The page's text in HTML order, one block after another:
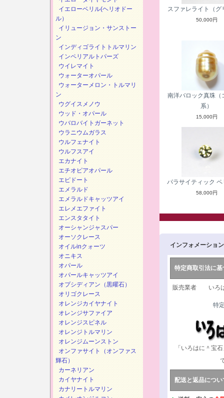
スファレライト（グ
50,000円
南洋バロック真珠（
系）
15,000円
パラサイティック ペ
58,000円
インフォメーション
特定商取引法に基
販売業者 いろ
特
「いろはに＾宝
配送と返品につい
イエローベリル(ヘリオドー
ル）
イリュージョン・サンストー
ン
インディゴライトトルマリン
インペリアルトパーズ
ウイレマイト
ウォーターオパール
ウォーターメロン・トルマリ
ン
ウグイスメノウ
ウッド・オパール
ウバロバイトガーネット
ウラニウムガラス
ウルフェナイト
ウルフスアイ
エカナイト
エチオピアオパール
エピドート
エメラルド
エメラルドキャッツアイ
エレメエファイト
エンスタタイト
オーシャンジャスパー
オーソクレース
オイルinクォーツ
オニキス
オパール
オパールキャッツアイ
オプシディアン（黒曜石）
オリゴクレース
オレンジカイヤナイト
オレンジサファイア
オレンジスピネル
オレンジトルマリン
オレンジムーンストン
オンファサイト（オンファス
輝石）
カーネリアン
カイヤナイト
カナリートルマリン